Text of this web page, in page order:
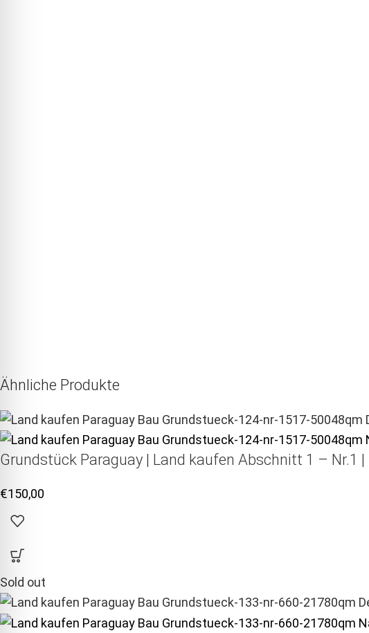
Ähnliche Produkte
Grundstück Paraguay | Land kaufen Abschnitt 1 – Nr.1 |
€150,00
Sold out